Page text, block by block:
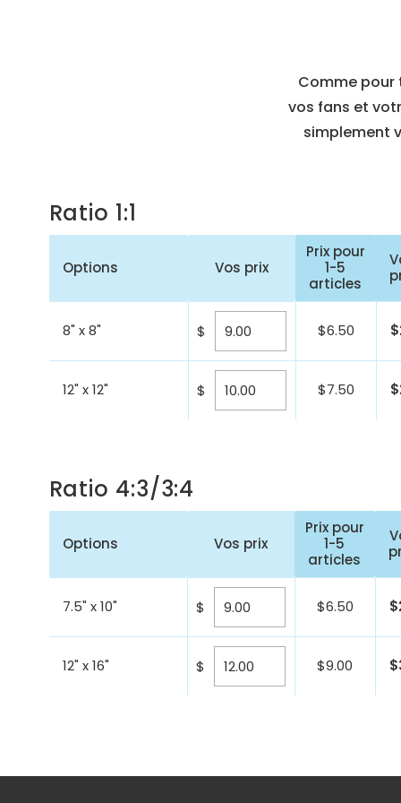
Comme pour
vos fans et
simplement
Ratio 1:1
Options Vos prix
Prix pour
1-5
articles
8" x 8" $ $6.50 $
12" x 12" $ $7.50 $
Ratio 4:3/3:4
Options Vos prix
Prix pour
1-5
articles
7.5" x 10" $ $6.50 $
12" x 16" $ $9.00 $